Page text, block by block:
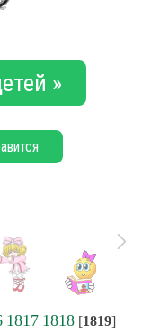
»
1817 1818 [1819]